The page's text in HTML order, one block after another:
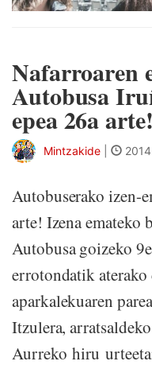
Nafarroaren
Autobusa
epea 26a arte!
Mintzakide
Autobuserako izen-
arte! Izena emateko
Autobusa goizeko
errotondatik
aparkalekuaren
Itzulera,
Aurreko hiru